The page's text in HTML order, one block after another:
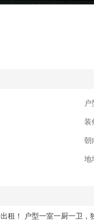
户
装
朝
地
租！ 户型一室一厨一卫